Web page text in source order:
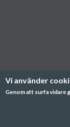
Vi använder
Genom att surfa vidare